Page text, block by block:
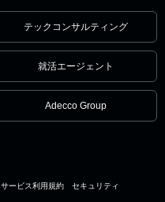
テックコンサルティング
就活エージェント
Adecco Group
サービス利用規約 セキュリティ